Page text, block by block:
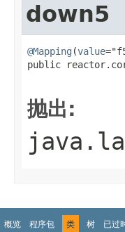
down5
@Mapping (value
public
抛出:
概览 程序包 类 树 已过